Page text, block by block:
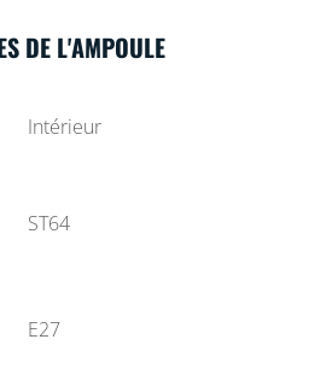
DE L'AMPOULE
Intérieur
ST64
E27